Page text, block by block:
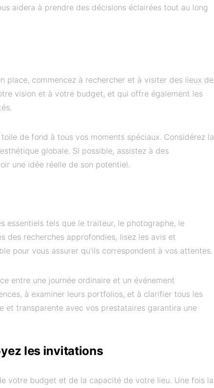
aidera à prendre des décisions éclairées tout au long
place, commencez à rechercher et à visiter des lieux de
vision et à votre budget, et qui offre également les
de fond à tous vos moments spéciaux. Considérez la
globale. Si possible, assistez à des
une idée réelle de son potentiel.
essentiels tels que le traiteur, le photographe, le
des recherches approfondies, lisez les avis et
pour vous assurer qu’ils correspondent à vos attentes.
entre une journée ordinaire et un événement
à examiner leurs portfolios, et à clarifier tous les
et transparente avec vos prestataires garantira une
les invitations
votre budget et de la capacité de votre lieu. Une fois la